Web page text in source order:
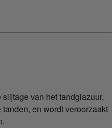
van het tandglazuur,
en wordt veroorzaakt